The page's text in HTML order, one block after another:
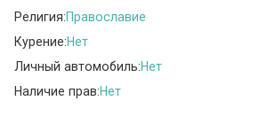
Религия:Православие
Курение:Нет
Личный автомобиль:Нет
Наличие прав:Нет